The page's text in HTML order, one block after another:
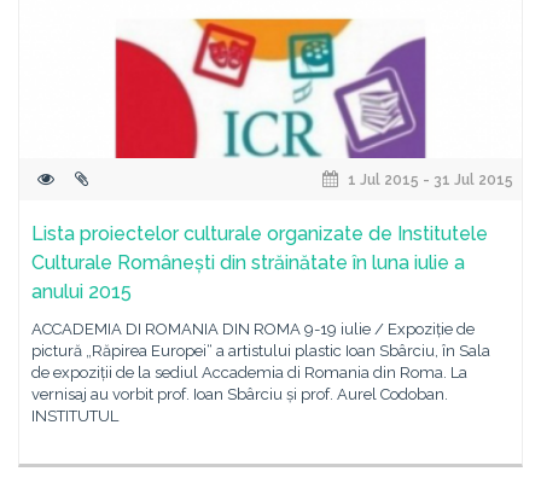
1 Jul 2015 - 31 Jul 2015
Lista proiectelor culturale organizate de Institutele
Culturale Românești din străinătate în luna iulie a
anului 2015
ACCADEMIA DI ROMANIA DIN ROMA 9-19 iulie / Expoziție de
pictură „Răpirea Europei“ a artistului plastic Ioan Sbârciu, în Sala
de expoziții de la sediul Accademia di Romania din Roma. La
vernisaj au vorbit prof. Ioan Sbârciu și prof. Aurel Codoban.
INSTITUTUL